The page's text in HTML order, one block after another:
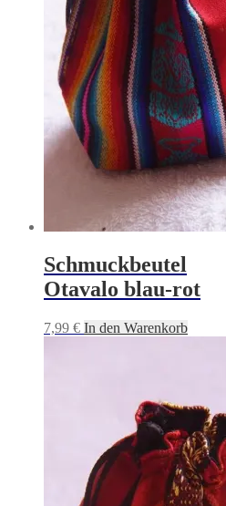
Schmuckbeutel
Otavalo blau-rot
7,99 € In den Warenkorb